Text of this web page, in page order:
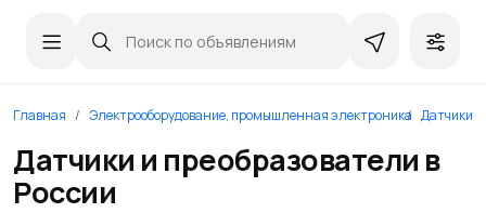
Главная Электрооборудование, промышленная электроника Датчики
Датчики и преобразователи в
России